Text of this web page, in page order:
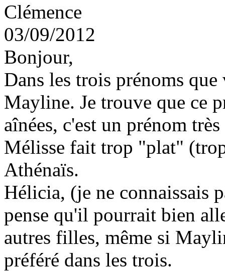
Clémence
03/09/2012
Bonjour,
Dans les trois prénoms
Mayline. Je trouve que ce
aînées, c'est un prénom
Mélisse fait trop "plat"
Athénaïs.
Hélicia, (je ne connaissais
pense qu'il pourrait bien
autres filles, même si
préféré dans les trois.